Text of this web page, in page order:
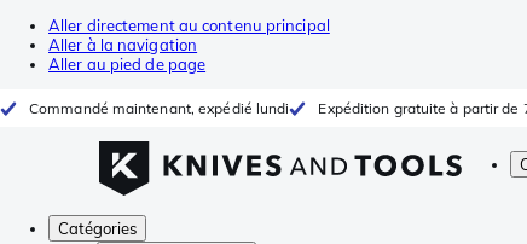
Aller directement au contenu principal
Aller à la navigation
Aller au pied de page
Commandé maintenant, expédié lundi Expédition gratuite à partir de
Catégories